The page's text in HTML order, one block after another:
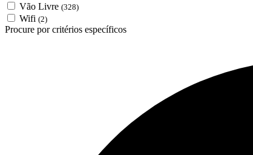
Vão Livre (328)
Wifi (2)
Procure por critérios específicos